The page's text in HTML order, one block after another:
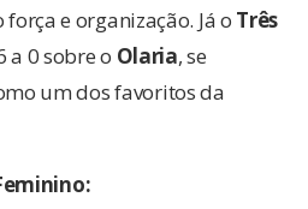
e organização. Já o Três
a 0 sobre o Olaria, se
um dos favoritos da